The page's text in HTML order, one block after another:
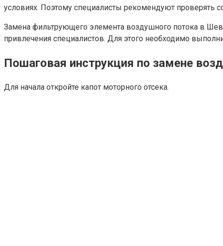
условиях. Поэтому специалисты рекомендуют проверять
Замена фильтрующего элемента воздушного потока в
привлечения специалистов. Для этого необходимо
Пошаговая инструкция по замене
Для начала откройте капот моторного отсека.